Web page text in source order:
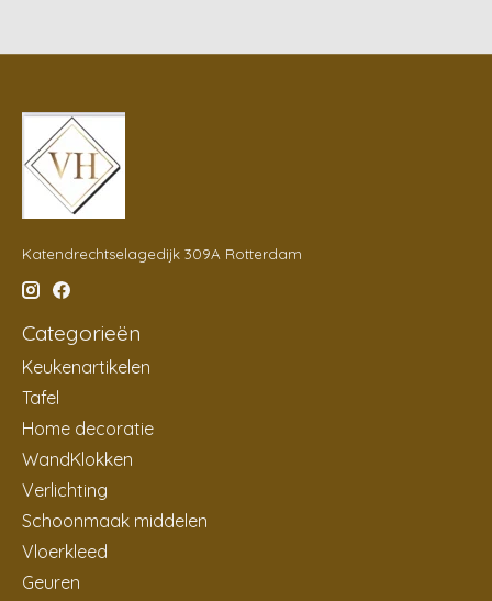
Katendrechtselagedijk 309A Rotterdam
Categorieën
Keukenartikelen
Tafel
Home decoratie
WandKlokken
Verlichting
Schoonmaak middelen
Vloerkleed
Geuren